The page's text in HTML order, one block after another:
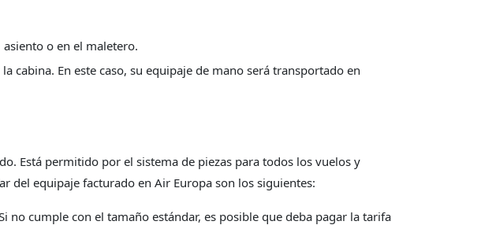
o en el maletero.
cabina. En este caso, su equipaje de mano será transportado en
Está permitido por el sistema de piezas para todos los vuelos y
del equipaje facturado en Air Europa son los siguientes:
cumple con el tamaño estándar, es posible que deba pagar la tarifa